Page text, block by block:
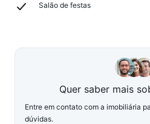
Salão de festas
Quer saber mais
Entre em contato com a imobiliária
dúvidas.